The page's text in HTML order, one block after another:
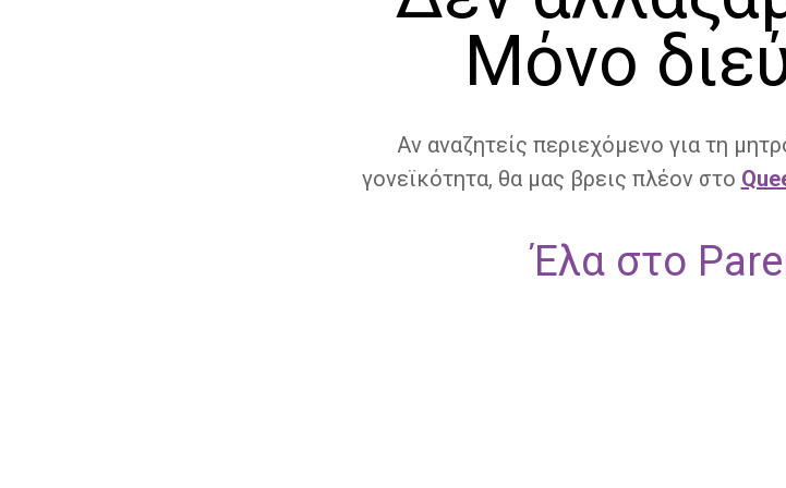
Μόνο
Αν αναζητείς περιεχόμενο για τη
γονεϊκότητα, θα μας βρεις πλέον στο
Έλα στο